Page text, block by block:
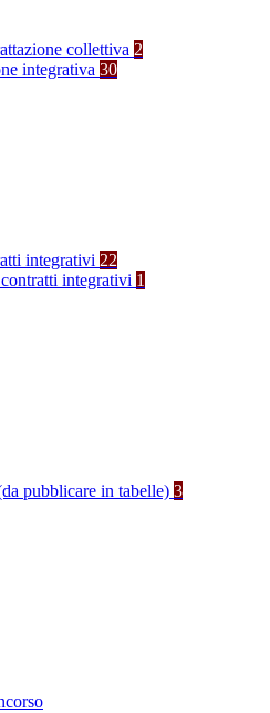
collettiva 2
integrativa 30
integrativi 22
integrativi 1
pubblicare in tabelle) 3